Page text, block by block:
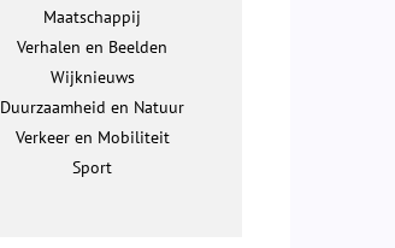
Maatschappij
Verhalen en Beelden
Wijknieuws
Duurzaamheid en Natuur
Verkeer en Mobiliteit
Sport